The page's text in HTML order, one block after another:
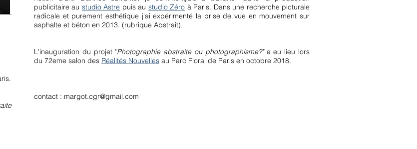
publicitaire au studio Astre puis au studio Zéro à Paris. Dans une recherche picturale
radicale et purement esthétique j'ai expérimenté la prise de vue en mouvement sur
asphalte et béton en 2013. (rubrique Abstrait).
L'inauguration du projet "Photographie abstraite ou photographisme?"a eu lieu lors
du 72eme salon des Réalités Nouvelles au Parc Floral de Paris en octobre 2018.
contact : margot.cgr@gmail.com